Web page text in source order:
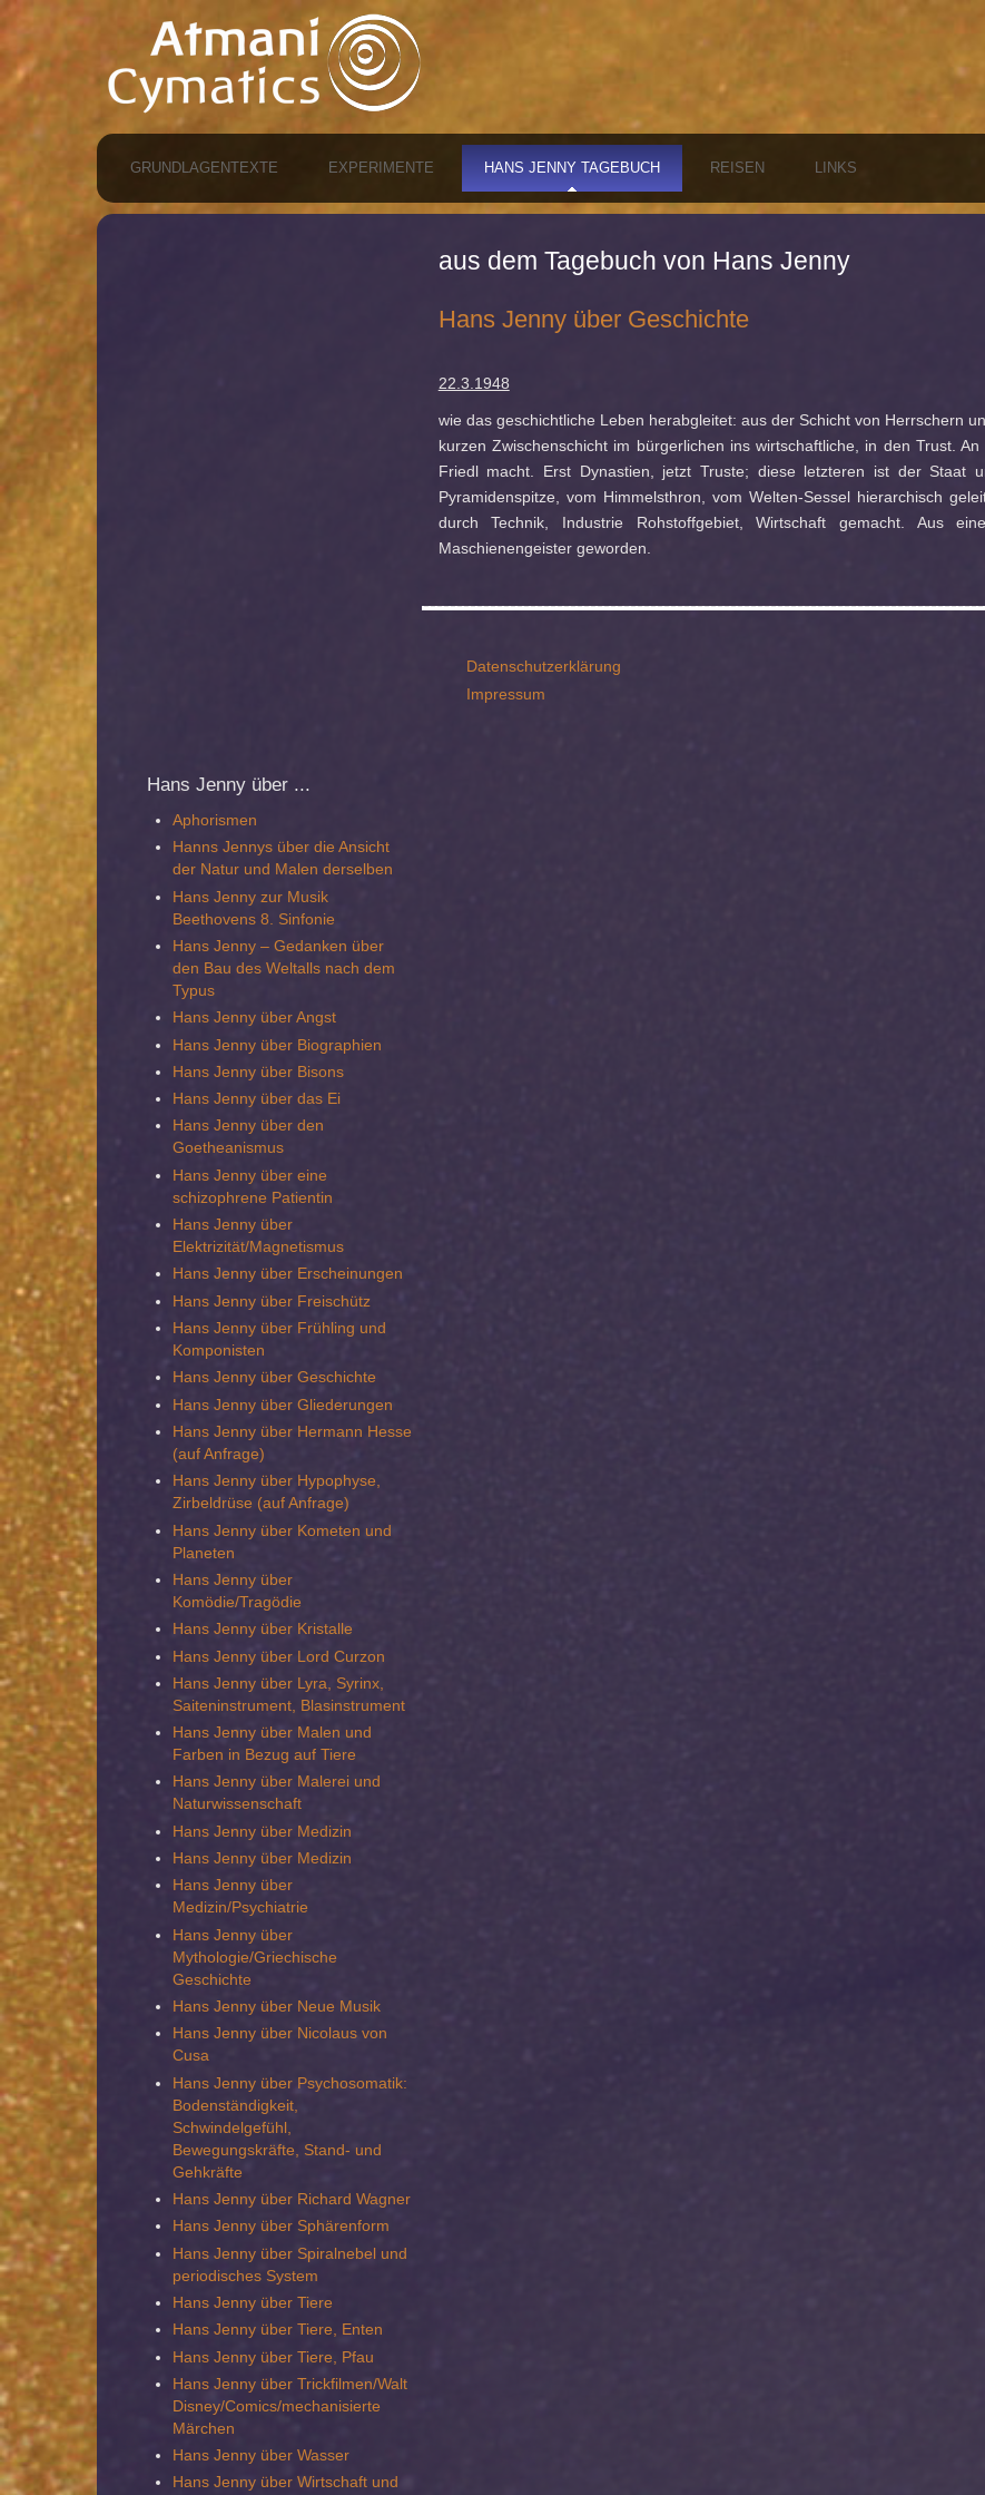
GRUNDLAGENTEXTE EXPERIMENTE HANS JENNY TAGEBUCH REISEN LINKS
aus dem Tagebuch von Hans Jenny
Hans Jenny über Geschichte
22.3.1948
wie das geschichtliche Leben herabgleitet: aus der Schicht von Herrschern
kurzen Zwischenschicht im bürgerlichen ins wirtschaftliche, in den Trust.
Friedl macht. Erst Dynastien, jetzt Truste; diese letzteren ist der Staat
Pyramidenspitze, vom Himmelsthron, vom Welten-Sessel hierarchisch
durch Technik, Industrie Rohstoffgebiet, Wirtschaft gemacht. Aus
Maschienengeister geworden.
Datenschutzerklärung
Impressum
Hans Jenny über ...
Aphorismen
Hanns Jennys über die Ansicht
der Natur und Malen derselben
Hans Jenny zur Musik
Beethovens 8. Sinfonie
Hans Jenny – Gedanken über
den Bau des Weltalls nach dem
Typus
Hans Jenny über Angst
Hans Jenny über Biographien
Hans Jenny über Bisons
Hans Jenny über das Ei
Hans Jenny über den
Goetheanismus
Hans Jenny über eine
schizophrene Patientin
Hans Jenny über
Elektrizität/Magnetismus
Hans Jenny über Erscheinungen
Hans Jenny über Freischütz
Hans Jenny über Frühling und
Komponisten
Hans Jenny über Geschichte
Hans Jenny über Gliederungen
Hans Jenny über Hermann Hesse
(auf Anfrage)
Hans Jenny über Hypophyse,
Zirbeldrüse (auf Anfrage)
Hans Jenny über Kometen und
Planeten
Hans Jenny über
Komödie/Tragödie
Hans Jenny über Kristalle
Hans Jenny über Lord Curzon
Hans Jenny über Lyra, Syrinx,
Saiteninstrument, Blasinstrument
Hans Jenny über Malen und
Farben in Bezug auf Tiere
Hans Jenny über Malerei und
Naturwissenschaft
Hans Jenny über Medizin
Hans Jenny über Medizin
Hans Jenny über
Medizin/Psychiatrie
Hans Jenny über
Mythologie/Griechische
Geschichte
Hans Jenny über Neue Musik
Hans Jenny über Nicolaus von
Cusa
Hans Jenny über Psychosomatik:
Bodenständigkeit,
Schwindelgefühl,
Bewegungskräfte, Stand- und
Gehkräfte
Hans Jenny über Richard Wagner
Hans Jenny über Sphärenform
Hans Jenny über Spiralnebel und
periodisches System
Hans Jenny über Tiere
Hans Jenny über Tiere, Enten
Hans Jenny über Tiere, Pfau
Hans Jenny über Trickfilmen/Walt
Disney/Comics/mechanisierte
Märchen
Hans Jenny über Wasser
Hans Jenny über Wirtschaft und